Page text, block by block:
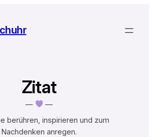
Zitat
—
—
berühren, inspirieren und zum
Nachdenken anregen.